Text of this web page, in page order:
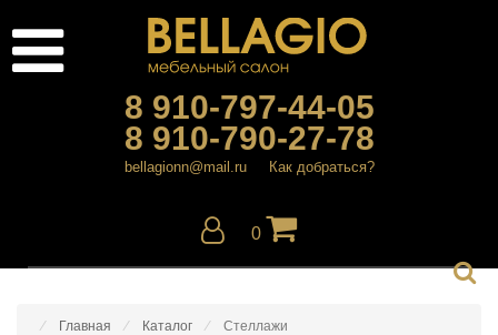
8 910-797-44-05
8 910-790-27-78
bellagionn@mail.ru Как добраться?
0
Главная Каталог Стеллажи